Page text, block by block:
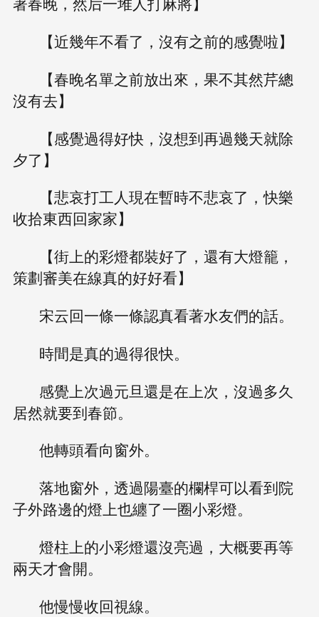
【近幾年不看了，沒有之前的感覺啦】
【春晚名單之前放出來，果不其然芹總
沒有去】
【感覺過得好快，沒想到再過幾天就除
夕了】
【悲哀打工人現在暫時不悲哀了，快樂
收拾東西回家家】
【街上的彩燈都裝好了，還有大燈籠，
策劃審美在線真的好好看】
宋云回一條一條認真看著水友們的話。
時間是真的過得很快。
感覺上次過元旦還是在上次，沒過多久
居然就要到春節。
他轉頭看向窗外。
落地窗外，透過陽臺的欄桿可以看到院
子外路邊的燈上也纏了一圈小彩燈。
燈柱上的小彩燈還沒亮過，大概要再等
兩天才會開。
他慢慢收回視線。